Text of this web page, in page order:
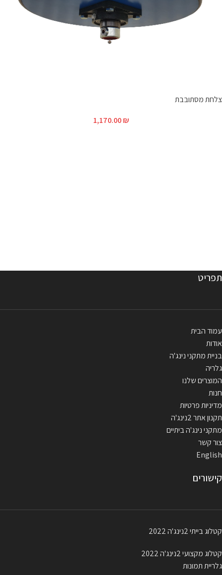
צלחת מסתובבת
1,170.00₪
תפריט
עמוד הבית
אודות
בניית מתקני נינג'ה
גלריה
המוצרים שלנו
חנות
מדיניות פרטיות
תקנון אתר 2נינג'ה
מתקני נינג'ה ביתיים
צור קשר
English
קישורים
קטלוג בייתי 2נינג'ה 2022
קטלוג מקצועי 2נינג'ה 2022
גלריית תמונות